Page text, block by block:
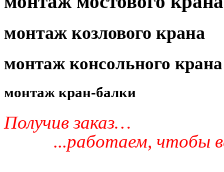
монтаж козлового крана
монтаж консольного крана
монтаж кран-балки
Получив заказ…
...работаем, чтобы